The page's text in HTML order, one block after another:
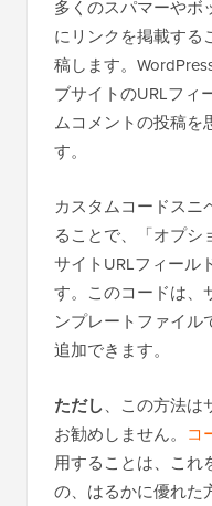
多くのスパマーやボ
にリンクを掲載する
稿します。
ブサイトのURLフィ
ムコメントの投稿を
す。
カスタムコードスニ
ることで、「オプシ
サイトURLフィール
す。このコードは、
ンプレートファイル
追加できます。
ただし、この方法は
お勧めしません。 コ
用することは、これ
の、はるかに優れた